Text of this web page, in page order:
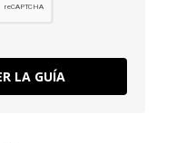
LA GUÍA